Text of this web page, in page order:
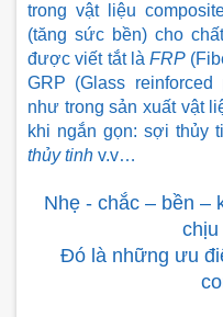
trong vật liệu
(tăng sức bền) cho
được viết tắt là FRP
GRP (Glass
như trong sản xuất vật
khi ngắn gọn: sợi thủy
thủy tinh v.v…
Nhẹ - chắc – bền –
Đó là những ưu